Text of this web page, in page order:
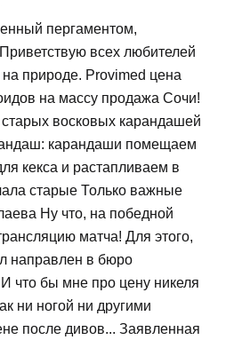
пергаментом,
всех любителей
природе. Provimed цена
на массу продажа Сочи!
восковых карандашей
карандаши помещаем
кекса и растапливаем в
старые Только важные
Ну что, на победной
матча! Для этого,
направлен в бюро
что бы мне про цену никеля
ни ногой ни другими
после дивов... Заявленная